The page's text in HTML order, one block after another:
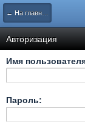
← На главную страницу
Авторизация
Имя
Пароль: